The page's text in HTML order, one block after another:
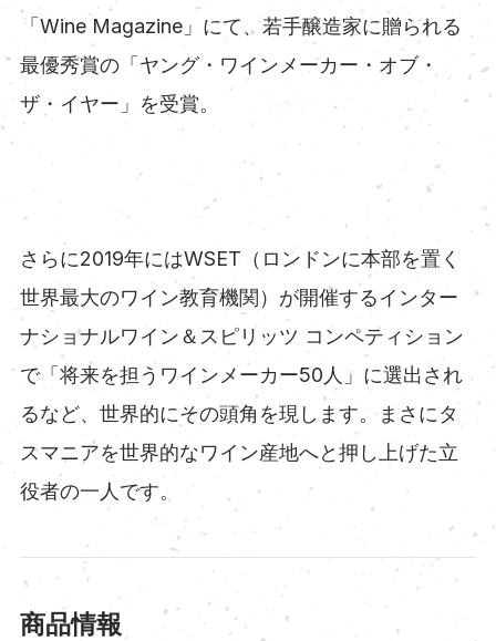
「Wine Magazine」にて、若手醸造家に贈られる
最優秀賞の「ヤング・ワインメーカー・オブ・
ザ・イヤー」を受賞。
さらに2019年にはWSET（ロンドンに本部を置く
世界最大のワイン教育機関）が開催するインター
ナショナルワイン＆スピリッツ コンペティション
で「将来を担うワインメーカー50人」に選出され
るなど、世界的にその頭角を現します。まさにタ
スマニアを世界的なワイン産地へと押し上げた立
役者の一人です。
商品情報